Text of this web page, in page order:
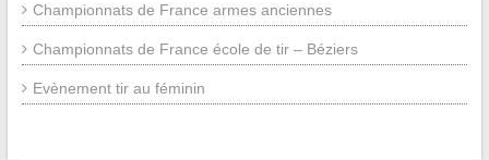
Championnats de France armes anciennes
Championnats de France école de tir – Béziers
Evènement tir au féminin